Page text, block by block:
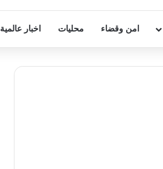
امن وقضاء محليات اخبار عالمية